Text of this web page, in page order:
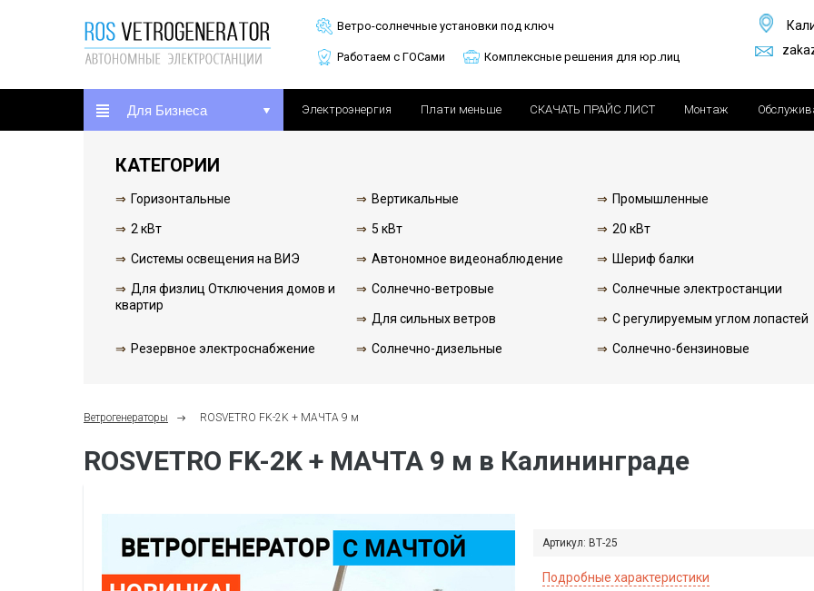
Ветро-солнечные установки под ключ
Работаем с ГОСами Комплексные решения для юр.лиц
Для Бизнеса Электроэнергия Плати меньше СКАЧАТЬ ПРАЙС ЛИСТ Монтаж
КАТЕГОРИИ
Горизонтальные Вертикальные Промышленные
2 кВт 5 кВт 20 кВт
Системы освещения на ВИЭ Автономное видеонаблюдение Шериф балки
Для физлиц Отключения домов и
квартир
Солнечно-ветровые Солнечные электростанции
Для сильных ветров С регулируемым углом лопастей
Резервное электроснабжение Солнечно-дизельные Солнечно-бензиновые
Ветрогенераторы ROSVETRO FK-2K + МАЧТА 9 м
ROSVETRO FK-2K + МАЧТА 9 м в Калининграде
Артикул: ВТ-25
Подробные характеристики